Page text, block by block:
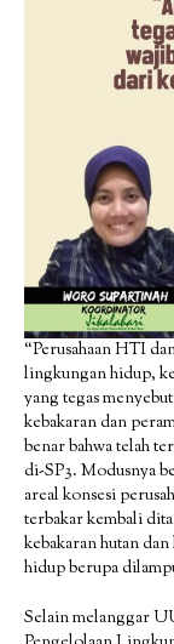
“Perusahaan HTI
lingkungan hidup,
yang tegas
kebakaran dan
benar bahwa telah
di-SP3. Modusnya
areal konsesi
terbakar kembali
kebakaran hutan
hidup berupa
Selain melanggar